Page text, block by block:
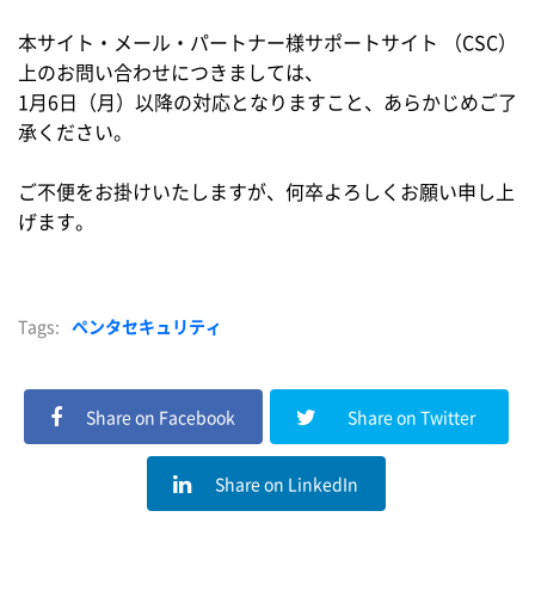
本サイト・メール・パートナー様サポートサイト （CSC）
上のお問い合わせにつきましては、
1月6日（月）以降の対応となりますこと、あらかじめご了
承ください。
ご不便をお掛けいたしますが、何卒よろしくお願い申し上
げます。
Tags: ペンタセキュリティ
Share on Facebook Share on Twitter
Share on LinkedIn